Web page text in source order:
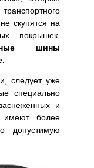
скупятся на
покрышек.
шины
следует уже
специально
и
имеют более
допустимую